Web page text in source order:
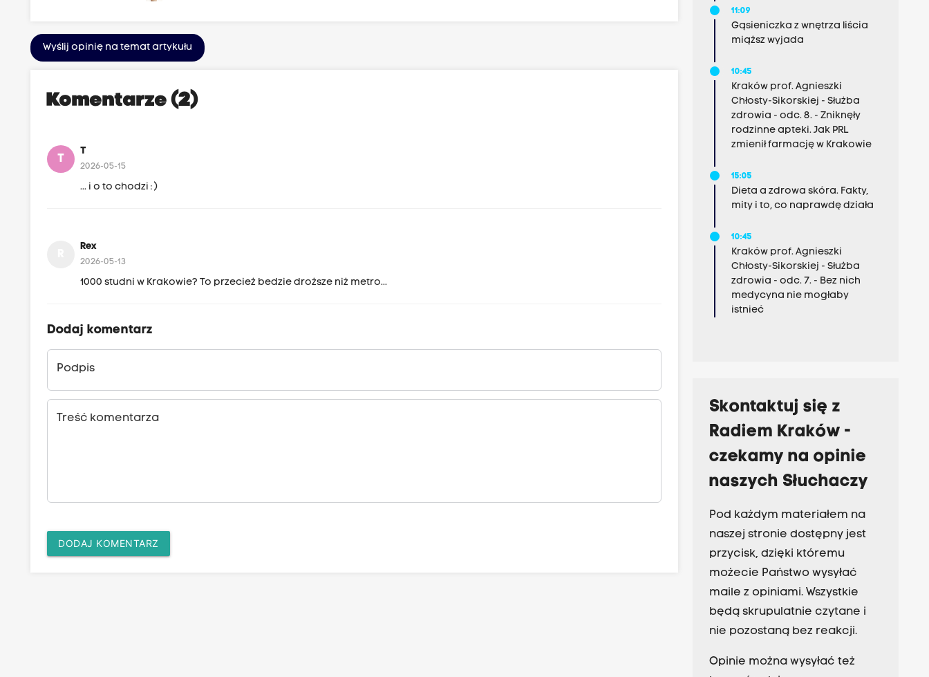
Wyślij opinię na temat artykułu
Komentarze (2)
T
T
2026-05-15
... i o to chodzi : )
Rex
2026-05-13
1000 studni w Krakowie? To przecież bedzie droższe niż metro...
Dodaj komentarz
Podpis
Treść komentarza
DODAJ KOMENTARZ
11:09
Gąsieniczka z wnętrza liścia
miąższ wyjada
10:45
Kraków prof. Agnieszki
Chłosty-Sikorskiej - Służba
zdrowia - odc. 8. - Zniknęły
rodzinne apteki. Jak PRL
zmienił farmację w Krakowie
15:05
Dieta a zdrowa skóra. Fakty,
mity i to, co naprawdę działa
10:45
Kraków prof. Agnieszki
Chłosty-Sikorskiej - Służba
zdrowia - odc. 7. - Bez nich
medycyna nie mogłaby
istnieć
Skontaktuj się z
Radiem Kraków -
czekamy na opinie
naszych Słuchaczy
Pod każdym materiałem na
naszej stronie dostępny jest
przycisk, dzięki któremu
możecie Państwo wysyłać
maile z opiniami. Wszystkie
będą skrupulatnie czytane i
nie pozostaną bez reakcji.
Opinie można wysyłać też